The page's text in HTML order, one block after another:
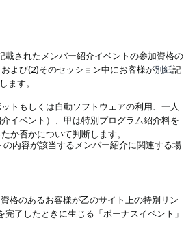
載されたメンバー紹介イベントの参加資格の
よび(2)そのセッション中にお客様が別紙記
ます。
トもしくは自動ソフトウェアの利用、一人
イベント）、甲は特別プログラム紹介料を
か否かについて判断します。
内容が該当するメンバー紹介に関連する場
格のあるお客様が乙のサイト上の特別リン
了したときに生じる「ボーナスイベント」